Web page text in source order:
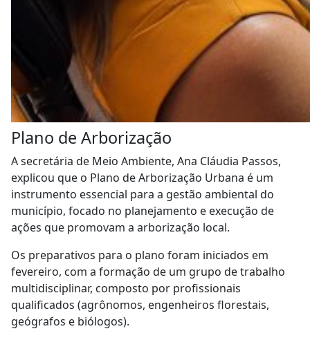
Plano de Arborização
A secretária de Meio Ambiente, Ana Cláudia Passos,
explicou que o Plano de Arborização Urbana é um
instrumento essencial para a gestão ambiental do
município, focado no planejamento e execução de
ações que promovam a arborização local.
Os preparativos para o plano foram iniciados em
fevereiro, com a formação de um grupo de trabalho
multidisciplinar, composto por profissionais
qualificados (agrônomos, engenheiros florestais,
geógrafos e biólogos).